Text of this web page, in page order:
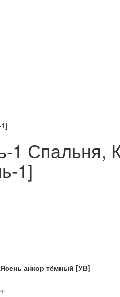
1 Спальня,
1]
анкор тёмный [УВ]